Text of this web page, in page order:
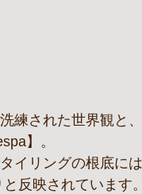
練された世界観と
】。
イリングの根底に
反映されています。